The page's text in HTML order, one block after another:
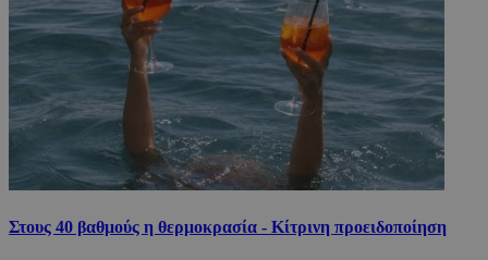
Στους 40 βαθμούς η θερμοκρασία - Κίτρινη προειδοποίηση